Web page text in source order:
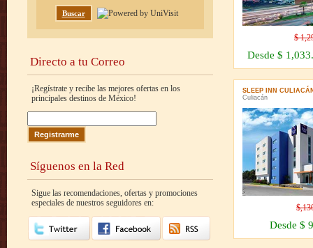
Buscar
Directo a tu Correo
¡Regístrate y recibe las mejores ofertas en los
principales destinos de México!
Síguenos en la Red
Sigue las recomendaciones, ofertas y promociones
especiales de nuestros seguidores en:
$
Desde $
SLEEP INN
Culiacán
Desde $